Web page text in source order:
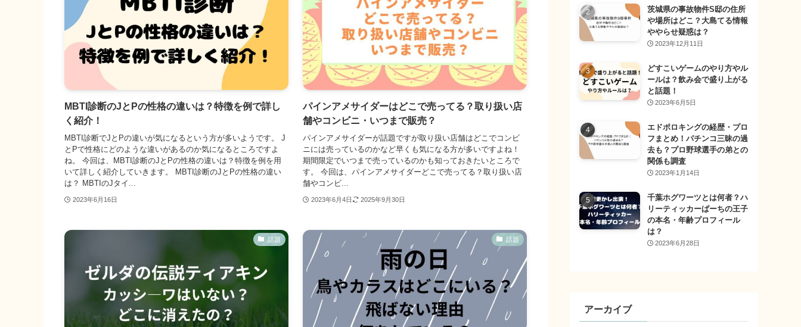
MBTI診断のJとPの性格の違いは？特徴を例で詳し
く紹介！
MBTI診断でJとPの違いが気になるという方が多いようです。 J
とPで性格にどのような違いがあるのか気になるところですよ
ね。 今回は、MBTI診断のJとPの性格の違いは？特徴を例を用
いて詳しく紹介していきます。 MBTI診断のJとPの性格の違い
は？ MBTIのJタイ...
2023年6月16日
パインアメサイダーはどこで売ってる？取り扱い店
舗やコンビニ・いつまで販売？
パインアメサイダーが話題ですが取り扱い店舗はどこでコンビ
ニには売っているのかなど早くも気になる方が多いですよね！
期間限定でいつまで売っているのかも知っておきたいところで
す。 今回は、パインアメサイダーどこで売ってる？取り扱い店
舗やコンビ...
2023年6月4日 2025年9月30日
話題 話題
茨城県の事故物件S邸の住所
や場所はどこ？大島てる情報
ややらせ疑惑は？
2023年12月11日
どすこいゲームのやり方やル
ールは？飲み会で盛り上がる
と話題！
2023年6月5日
エドポロキングの経歴・プロ
フまとめ！パチンコ三昧の過
去も？プロ野球選手の弟との
関係も調査
2023年1月14日
千葉ホグワーツとは何者？ハ
リーティッカーばーちの王子
の本名・年齢プロフィール
は？
2023年6月28日
アーカイブ